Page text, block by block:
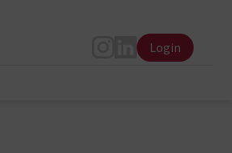
Instagram
LinkedIn
Login